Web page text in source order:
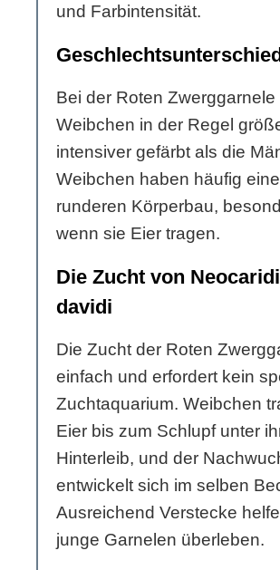
und Farbintensität.
Bei der Roten Zwerggarnele
Weibchen in der Regel
intensiver gefärbt als die
Weibchen haben häufig
runderen Körperbau,
wenn sie Eier tragen.
Die Zucht von
davidi
Die Zucht der Roten
einfach und erfordert kein
Zuchtaquarium. Weibchen
Eier bis zum Schlupf unter
Hinterleib, und der
entwickelt sich im selben
Ausreichend Verstecke
junge Garnelen überleben.